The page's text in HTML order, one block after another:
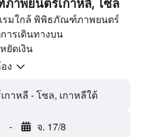
าพยนตร์เกาหลี, โซล
รมใกล้ พิพิธภัณฑ์ภาพยนตร์
ารเดินทางบน
ยัดเงิน
ง
าหลี - โซล, เกาหลีใต้
- จ. 17/8